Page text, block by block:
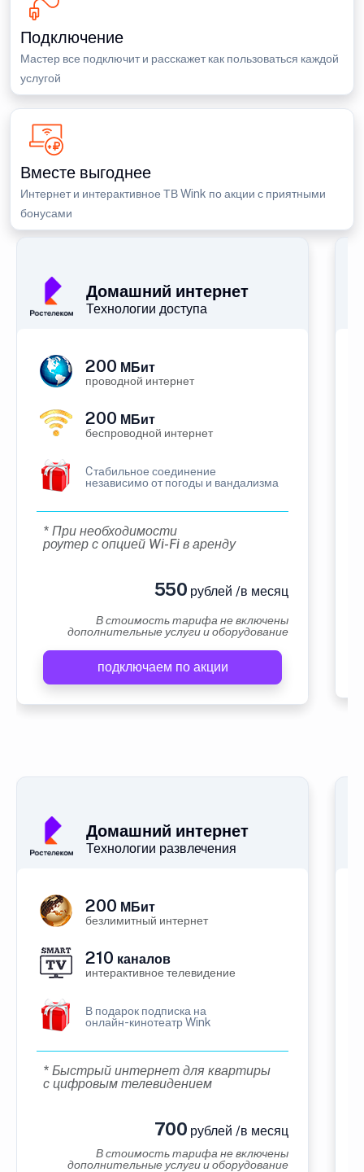
Подключение
Мастер все подключит и расскажет как пользоваться каждой
услугой
Вместе выгоднее
Интернет и интерактивное ТВ Wink по акции с приятными
бонусами
Домашний интернет
Технологии доступа
200 МБит
проводной интернет
200 МБит
беспроводной интернет
Cтабильное соединение
независимо от погоды и вандализма
* При необходимости
роутер с опцией Wi-Fi в аренду
550 рублей /в месяц
В стоимость тарифа не включены
дополнительные услуги и оборудование
подключаем по акции
Домашний интернет
Технологии развлечения
200 МБит
безлимитный интернет
210 каналов
интерактивное телевидение
В подарок подписка на
онлайн-кинотеатр Wink
* Быстрый интернет для квартиры
с цифровым телевидением
700 рублей /в месяц
В стоимость тарифа не включены
дополнительные услуги и оборудование